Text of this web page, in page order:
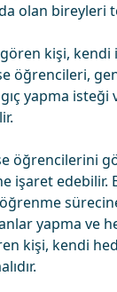
olan bireyleri
gören kişi,
öğrencileri,
yapma
öğrencilerini
işaret edebilir.
yapma ve
kişi, kendi